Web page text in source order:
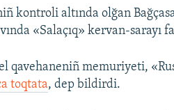
kontroli altında olğan
«Salaçıq» kervan-sarayı
qavehaneniñ memuriyeti,
toqtata, dep bildirdi.